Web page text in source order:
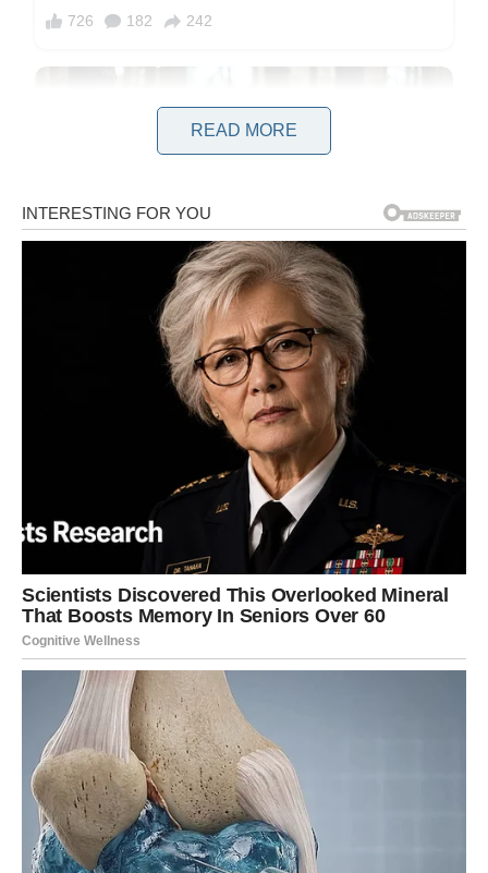
Jelena Obućina je u svojoj izjavi zaokružila uvod u emisiju.
Narod Srbije je ostao u mraku oko oružanog sukoba u
Banjskoj do nedelje uveče u 20.00 časova, kada se
predsednik Vučić konačno osvrnuo na to pitanje. Međutim,
njegov govor je samo pokrenuo nova pitanja za javnost,
ostavljajući nekoliko pitanja neriješenim. Građanima su
potrebni zadovoljavajući odgovori da bi se otkrila istina o
događajima koji su se odigrali u Banjskoj.
Da bismo stekli potpuno razumevanje događaja u Banjskoj,
koji su navodno doveli do smrti četvorice Srba i jednog
kosovskog policajca, neophodno je da istražimo sedam
kritičnih istraga. U nedelju i ponedeljak, Aljbin Kurti, premijer
Kosova, i Aleksandar Vučić, predsednik Srbije, razgovarali su,
READ MORE